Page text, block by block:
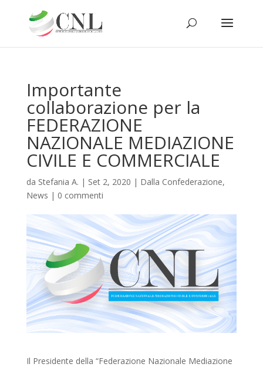
Importante
collaborazione per la
FEDERAZIONE
NAZIONALE MEDIAZIONE
CIVILE E COMMERCIALE
da Stefania A. | Set 2, 2020 | Dalla Confederazione,
News | 0 commenti
Il Presidente della “Federazione Nazionale Mediazione